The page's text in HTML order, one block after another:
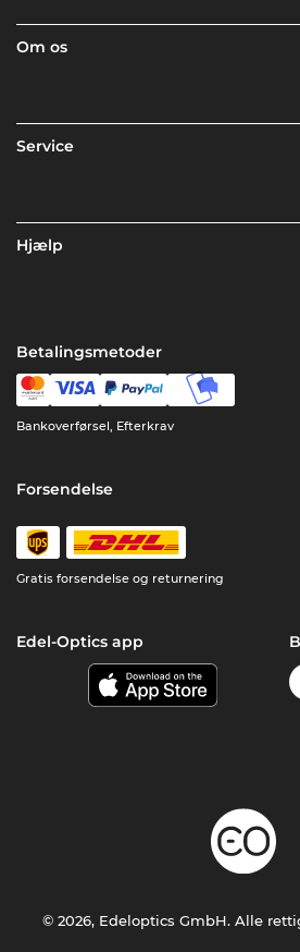
Om os
Service
Hjælp
Betalingsmetoder
Bankoverførsel, Efterkrav
Forsendelse
Gratis forsendelse og returnering
Edel-Optics app
© 2026, Edeloptics GmbH. Alle